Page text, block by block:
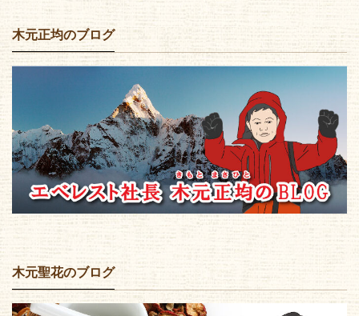
木元正均のブログ
木元聖花のブログ